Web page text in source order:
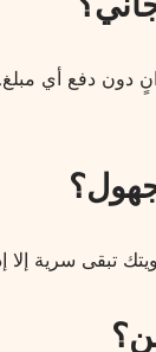
دون دفع أي
تبقى سرية إلا